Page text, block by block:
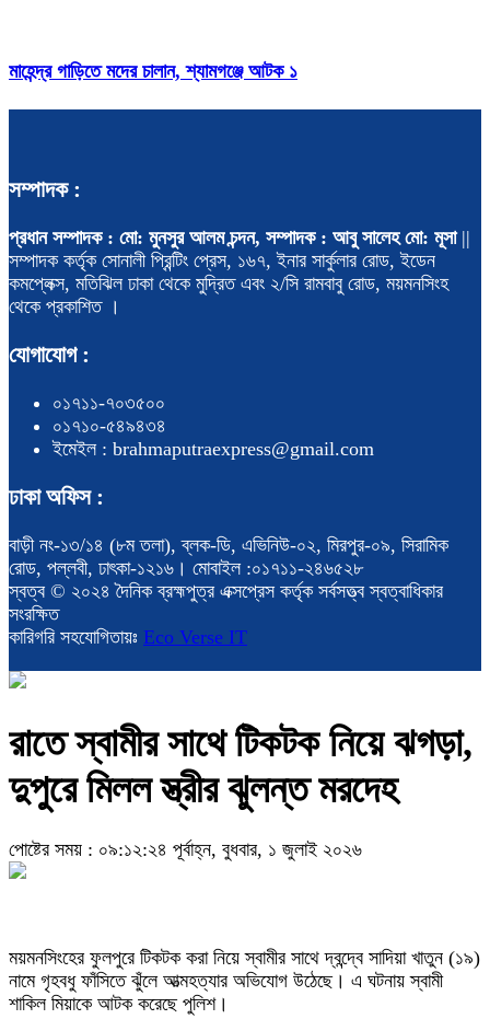
মাহেন্দ্র গাড়িতে মদের চালান, শ্যামগঞ্জে আটক ১
সম্পাদক :
প্রধান সম্পাদক : মো: মুনসুর আলম চন্দন, সম্পাদক : আবু সালেহ মো: মূসা||
সম্পাদক কর্তৃক সোনালী প্রিন্টিং প্রেস, ১৬৭, ইনার সার্কুলার রোড, ইডেন
কমপ্লেক্স, মতিঝিল ঢাকা থেকে মুদ্রিত এবং ২/সি রামবাবু রোড, ময়মনসিংহ
থেকে প্রকাশিত ।
যোগাযোগ :
০১৭১১-৭০৩৫০০
০১৭১০-৫৪৯৪৩৪
ইমেইল : brahmaputraexpress@gmail.com
ঢাকা অফিস :
বাড়ী নং-১৩/১৪ (৮ম তলা), ব্লক-ডি, এভিনিউ-০২, মিরপুর-০৯, সিরামিক
রোড, পল্লবী, ঢাৎকা-১২১৬। মোবাইল :০১৭১১-২৪৬৫২৮
স্বত্ব © ২০২৪ দৈনিক ব্রহ্মপুত্র এক্সপ্রেস কর্তৃক সর্বসত্ত্ব স্বত্বাধিকার
সংরক্ষিত
কারিগরি সহযোগিতায়ঃ Eco Verse IT
রাতে স্বামীর সাথে টিকটক নিয়ে ঝগড়া,
দুপুরে মিলল স্ত্রীর ঝুলন্ত মরদেহ
পোষ্টের সময় : ০৯:১২:২৪ পূর্বাহ্ন, বুধবার, ১ জুলাই ২০২৬
ময়মনসিংহের ফুলপুরে টিকটক করা নিয়ে স্বামীর সাথে দ্বন্দ্বে সাদিয়া খাতুন (১৯)
নামে গৃহবধু ফাঁসিতে ঝুঁলে আত্মহত্যার অভিযোগ উঠেছে। এ ঘটনায় স্বামী
শাকিল মিয়াকে আটক করেছে পুলিশ।